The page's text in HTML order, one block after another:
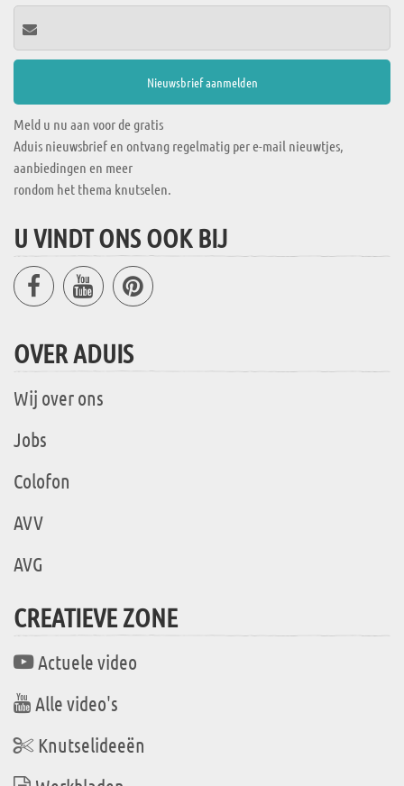
Meld u nu aan voor de gratis
Aduis nieuwsbrief en ontvang regelmatig per e-mail nieuwtjes,
aanbiedingen en meer
rondom het thema knutselen.
U VINDT ONS OOK BIJ
OVER ADUIS
Wij over ons
Jobs
Colofon
AVV
AVG
CREATIEVE ZONE
Actuele video
Alle video's
Knutselideeën